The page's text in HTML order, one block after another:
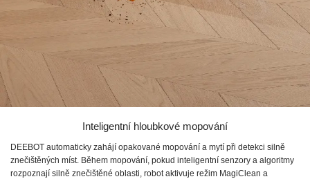
Inteligentní hloubkové mopování
DEEBOT automaticky zahájí opakované mopování a mytí při detekci silně
znečištěných míst. Během mopování, pokud inteligentní senzory a algoritmy
rozpoznají silně znečištěné oblasti, robot aktivuje režim MagiClean a